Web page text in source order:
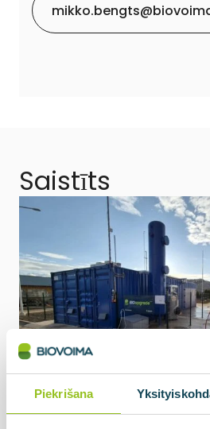
Piekrišana
Saistīts
15.05.2026
Gāzes pārstrādes un
SIA ZAAO, Latvija